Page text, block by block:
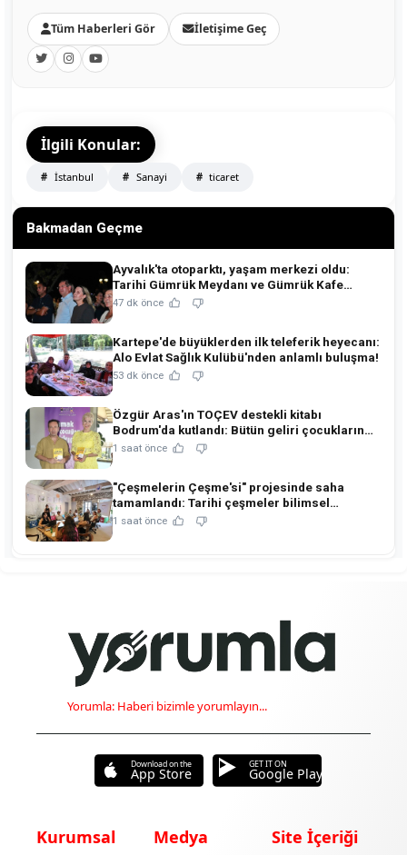
Tüm Haberleri Gör İletişime Geç
İlgili Konular:
İstanbul Sanayi ticaret
Bakmadan Geçme
Ayvalık'ta otoparktı, yaşam merkezi oldu:
Tarihi Gümrük Meydanı ve Gümrük Kafe
açıldı!
47 dk önce
Kartepe'de büyüklerden ilk teleferik heyecanı:
Alo Evlat Sağlık Kulübü'nden anlamlı buluşma!
53 dk önce
Özgür Aras'ın TOÇEV destekli kitabı
Bodrum'da kutlandı: Bütün geliri çocukların
eğitimine!
1 saat önce
"Çeşmelerin Çeşme'si" projesinde saha
tamamlandı: Tarihi çeşmeler bilimsel
restorasyonla ihya edilecek!
1 saat önce
Yorumla: Haberi bizimle yorumlayın...
Download on the
App Store
GET IT ON
Google Play
Kurumsal Medya Site İçeriği